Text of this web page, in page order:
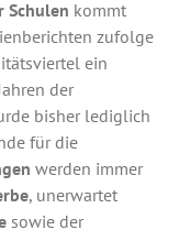
Schulen kommt
zufolge
ein
der
bisher lediglich
für die
werden immer
, unerwartet
sowie der